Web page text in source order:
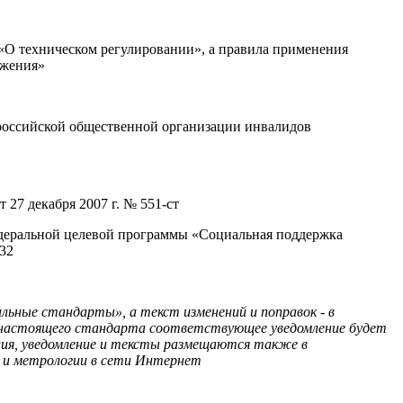
техническом регулировании», а правила применения
общественной организации инвалидов
декабря 2007 г. № 551-ст
целевой программы «Социальная поддержка
стандарты», а текст изменений и поправок - в
стандарта соответствующее уведомление будет
уведомление и тексты размещаются также в
и метрологии в сети Интернет